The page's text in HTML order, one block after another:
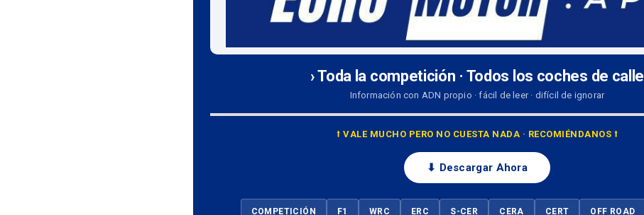
› Toda la competición · Todos los coches de calle
Información con ADN propio · fácil de leer · difícil de ignorar
⭡ VALE MUCHO PERO NO CUESTA NADA · RECOMIÉNDANOS ⭡
⬇ Descargar Ahora
COMPETICIÓN F1 WRC ERC S-CER CERA CERT OFF ROAD